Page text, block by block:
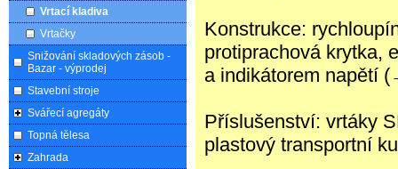
Konstrukce:
protiprachová krytka,
a indikátorem napětí
Příslušenství: vrtáky
plastový transportní
Vrtací kladiva
Vrtačky
Snižování skladových zásob -
Bazar - výprodej
Stavební stroje
Svářecí agregáty
Topná tělesa
Zahrada